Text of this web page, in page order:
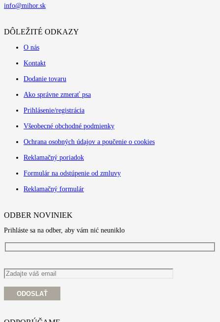
info@mihor.sk
DÔLEŽITÉ ODKAZY
O nás
Kontakt
Dodanie tovaru
Ako správne zmerať psa
Prihlásenie/registrácia
Všeobecné obchodné podmienky
Ochrana osobných údajov a poučenie o cookies
Reklamačný poriadok
Formulár na odstúpenie od zmluvy
Reklamačný formulár
ODBER NOVINIEK
Prihláste sa na odber, aby vám nić neuniklo